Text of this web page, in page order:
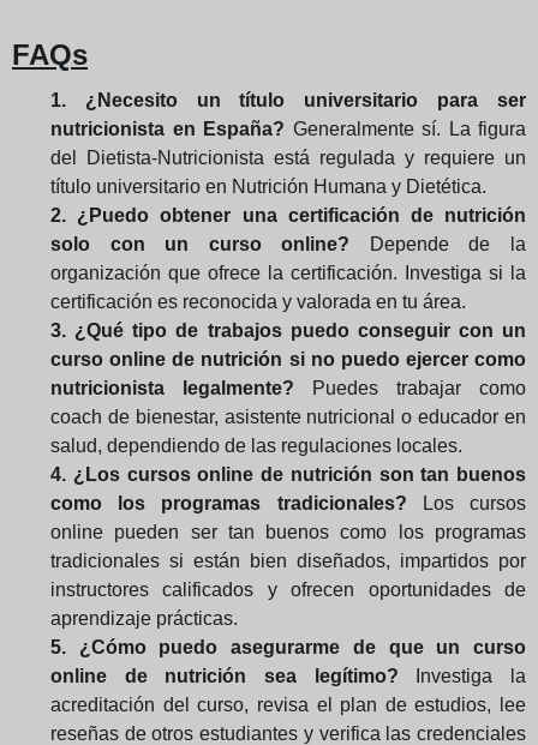
FAQs
1. ¿Necesito un título universitario para ser
nutricionista en España? Generalmente sí. La figura
del Dietista-Nutricionista está regulada y requiere un
título universitario en Nutrición Humana y Dietética.
2. ¿Puedo obtener una certificación de nutrición
solo con un curso online? Depende de la
organización que ofrece la certificación. Investiga si la
certificación es reconocida y valorada en tu área.
3. ¿Qué tipo de trabajos puedo conseguir con un
curso online de nutrición si no puedo ejercer como
nutricionista legalmente? Puedes trabajar como
coach de bienestar, asistente nutricional o educador en
salud, dependiendo de las regulaciones locales.
4. ¿Los cursos online de nutrición son tan buenos
como los programas tradicionales? Los cursos
online pueden ser tan buenos como los programas
tradicionales si están bien diseñados, impartidos por
instructores calificados y ofrecen oportunidades de
aprendizaje prácticas.
5. ¿Cómo puedo asegurarme de que un curso
online de nutrición sea legítimo? Investiga la
acreditación del curso, revisa el plan de estudios, lee
reseñas de otros estudiantes y verifica las credenciales